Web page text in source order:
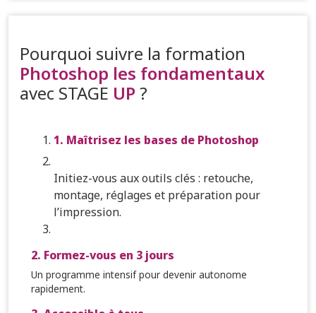
Pourquoi suivre la formation
Photoshop les fondamentaux
avec STAGE UP ?
1. Maîtrisez les bases de Photoshop
Initiez-vous aux outils clés : retouche,
montage, réglages et préparation pour
l’impression.
2. Formez-vous en 3 jours
Un programme intensif pour devenir autonome
rapidement.